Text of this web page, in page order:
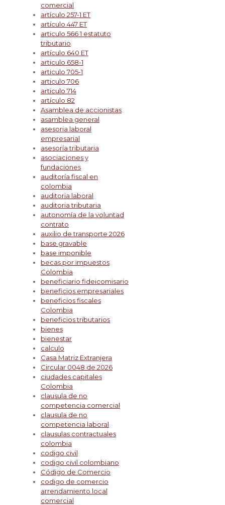
comercial
artículo 257-1 ET
artículo 447 ET
articulo 566 1 estatuto
tributario
artículo 640 ET
articulo 658-1
articulo 705-1
articulo 706
articulo 714
artículo 82
Asamblea de accionistas
asamblea general
asesoria laboral
empresarial
asesoría tributaria
asociaciones y
fundaciones
auditoría fiscal en
colombia
auditoria laboral
auditoria tributaria
autonomía de la voluntad
contrato
auxilio de transporte 2026
base gravable
base imponible
becas por impuestos
Colombia
beneficiario fideicomisario
beneficios empresariales
beneficios fiscales
Colombia
beneficios tributarios
bienes
bienestar
calculo
Casa Matriz Extranjera
Circular 0048 de 2026
ciudades capitales
Colombia
clausula de no
competencia comercial
clausula de no
competencia laboral
clausulas contractuales
colombia
codigo civil
codigo civil colombiano
Código de Comercio
codigo de comercio
arrendamiento local
comercial